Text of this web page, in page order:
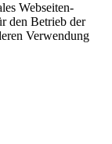
Webseiten-
den Betrieb der
Verwendung